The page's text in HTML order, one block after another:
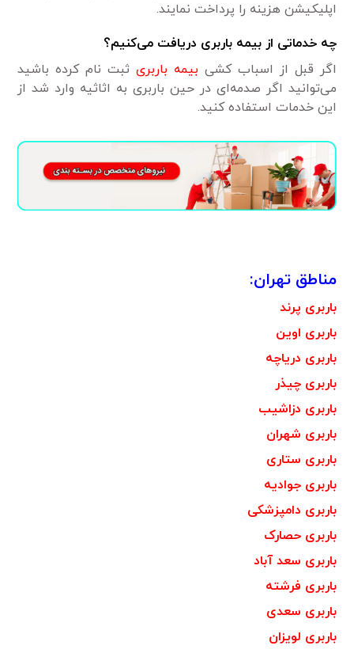
اپلیکیشن هزینه را پرداخت نمایند.
چه خدماتی از بیمه باربری دریافت می‌کنیم؟
اگر قبل از اسباب ‌کشی بیمه باربریثبت نام کرده باشید
می‌توانید اگر صدمه‌ای در حین باربری به اثاثیه وارد شد از
این خدمات استفاده کنید.
مناطق تهران:
باربری پرند
باربری اوین
باربری دریاچه
باربری چیذر
باربری دزاشیب
باربری شهران
باربری ستاری
باربری جوادیه
باربری دامپزشکی
باربری حصارک
باربری سعد آباد
باربری فرشته
باربری سعدی
باربری لویزان